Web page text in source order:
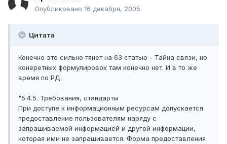
Опубликовано 16 декабря, 2005
Цитата
Конечно это сильно тянет на 63 статью - Тайна связи, но
конеретных формулировок там конечно нет. И в то же
время по РД:
"5.4.5. Требования, стандарты
При доступе к информационным ресурсам допускается
предоставление пользователям наряду с
запрашиваемой информацией и другой информации,
которая ими не запрашивается. Форма предоставления